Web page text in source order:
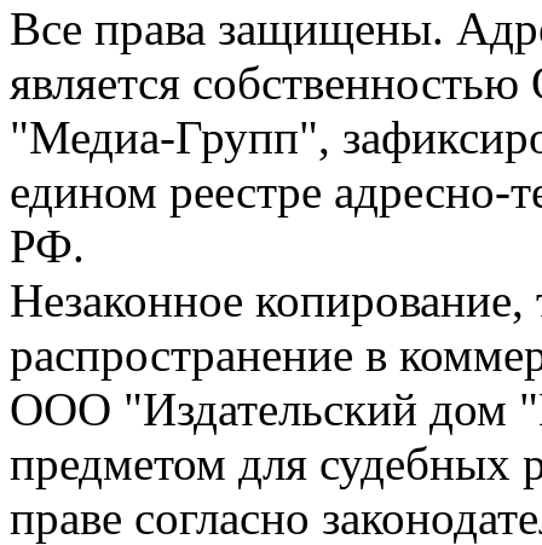
Все права защищены.
является
"Медиа-Групп",
едином реестре адресно-
РФ.
Незаконное
распространение в
ООО "Издательский дом
предметом для судебных
праве согласно